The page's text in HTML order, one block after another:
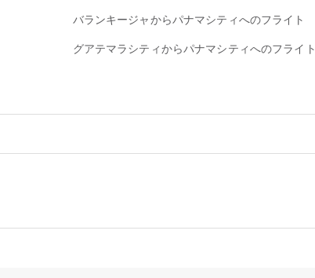
バランキージャからパナマシティへのフライト
グアテマラシティからパナマシティへのフライト